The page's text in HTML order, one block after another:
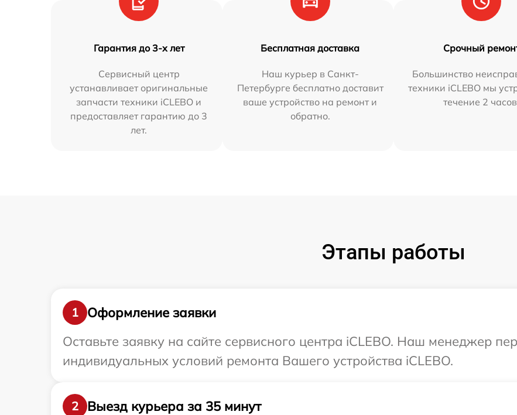
Гарантия до 3-х лет
Сервисный центр
устанавливает оригинальные
запчасти техники iCLEBO и
предоставляет гарантию до 3
лет.
Бесплатная доставка
Наш курьер в Санкт-
Петербурге бесплатно доставит
ваше устройство на ремонт и
обратно.
Срочный
Большинство
техники iCLEBO мы
течение 2
Этапы работы
1
Оформление заявки
Оставьте заявку на сайте сервисного центра iCLEBO. Наш менеджер
индивидуальных условий ремонта Вашего устройства iCLEBO.
2
Выезд курьера за 35 минут